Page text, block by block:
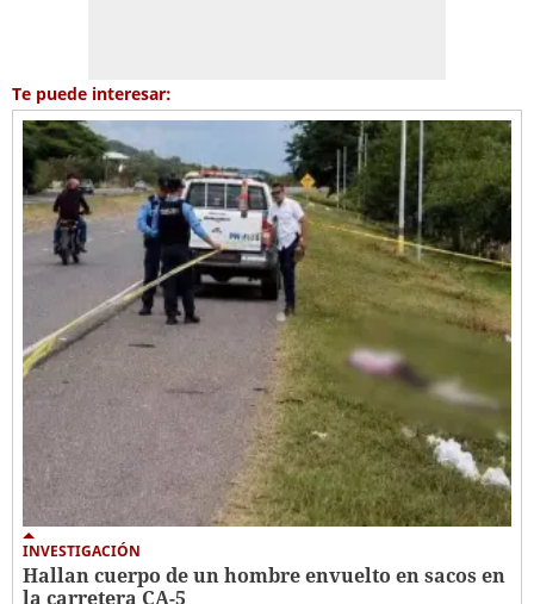
Te puede interesar:
INVESTIGACIÓN
Hallan cuerpo de un hombre envuelto en sacos en
la carretera CA-5